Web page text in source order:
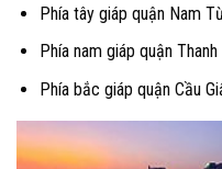
Phía tây giáp quận Nam
Phía nam giáp quận Thanh
Phía bắc giáp quận Cầu